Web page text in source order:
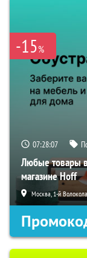
-15%
07:28:06
Любые товары
магазине Hoff
Москва, 1-й